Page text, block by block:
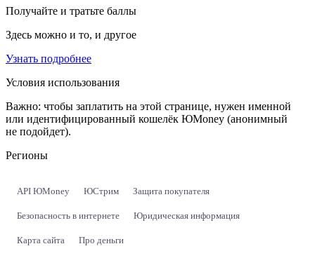
Получайте и тратьте баллы
Здесь можно и то, и другое
Узнать подробнее
Условия использования
Важно: чтобы заплатить на этой странице, нужен именной
или идентифицированный кошелёк ЮMoney (анонимный
не подойдет).
Регионы
API ЮMoney ЮСтрим Защита покупателя
Безопасность в интернете Юридическая информация
Карта сайта Про деньги